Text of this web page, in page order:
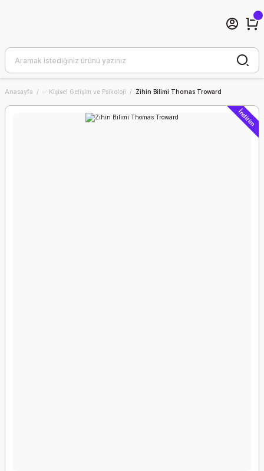
Anasayfa ✅ Kişisel Gelişim ve Psikoloji Zihin Bilimi Thomas Troward
İndirim